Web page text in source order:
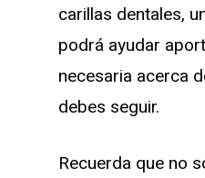
carillas dentales,
podrá ayudar
necesaria acerca
debes seguir.
Recuerda que no